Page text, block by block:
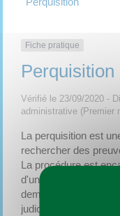
Fiche pratique
Perquisition
Vérifié le 23/09/2020 -
administrative (Premier
La perquisition est
rechercher des
La procédure est
d'un <a href="https://
demarches-
judiciaire</a> ou